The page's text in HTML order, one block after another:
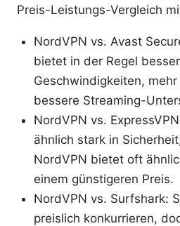
Preis-Leistungs-Vergleich
NordVPN vs. Avast
bietet in der Regel
Geschwindigkeiten,
bessere Streaming-
NordVPN vs.
ähnlich stark in
NordVPN bietet oft
einem günstigeren Preis.
NordVPN vs. Surfshark:
preislich konkurrieren,